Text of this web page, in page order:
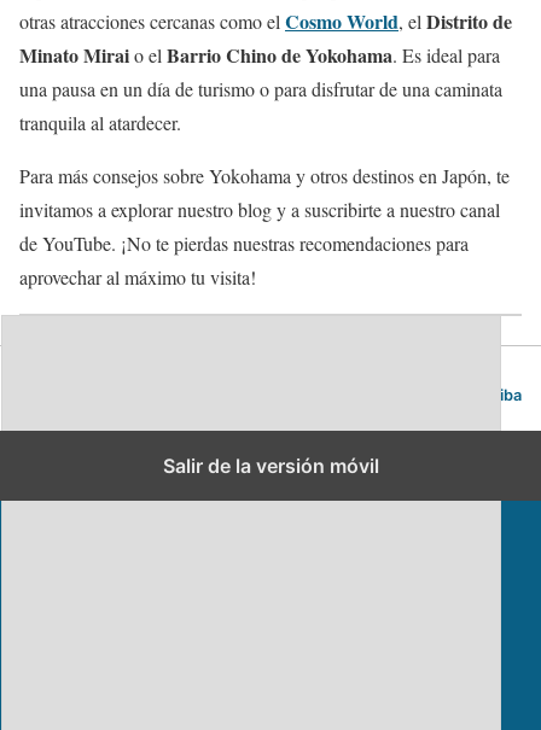
otras atracciones cercanas como el Cosmo World, el Distrito de
Minato Miraio el Barrio Chino de Yokohama. Es ideal para
una pausa en un día de turismo o para disfrutar de una caminata
tranquila al atardecer.
Para más consejos sobre Yokohama y otros destinos en Japón, te
invitamos a explorar nuestro blog y a suscribirte a nuestro canal
de YouTube. ¡No te pierdas nuestras recomendaciones para
aprovechar al máximo tu visita!
Volver arriba
Salir de la versión móvil